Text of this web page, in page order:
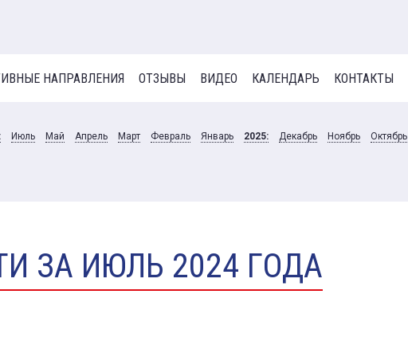
НАПРАВЛЕНИЯ ОТЗЫВЫ ВИДЕО КАЛЕНДАРЬ КОНТАКТЫ
Июль Май Апрель Март Февраль Январь 2025: Декабрь Ноябрь Октябрь
ЗА ИЮЛЬ 2024 ГОДА